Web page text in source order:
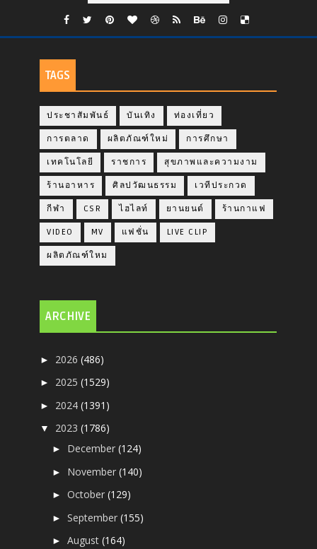
TAGS
ประชาสัมพันธ์ บันเทิง ท่องเที่ยว
การตลาด ผลิตภัณฑ์ใหม่ การศึกษา
เทคโนโลยี ราชการ สุขภาพและความงาม
ร้านอาหาร ศิลปวัฒนธรรม เวทีประกวด
กีฬา CSR ไฮไลท์ ยานยนต์ ร้านกาแฟ
VIDEO MV แฟชั่น LIVE CLIP
ผลิตภัณฑ์ใหม
ARCHIVE
► 2026(486)
► 2025(1529)
► 2024(1391)
▼ 2023(1786)
► December(124)
► November(140)
►October(129)
►September(155)
►August(164)